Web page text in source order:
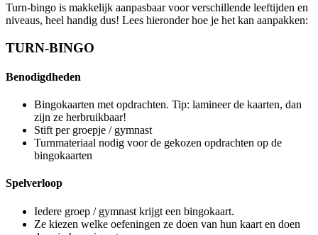
Turn-bingo is makkelijk aanpasbaar voor verschillende leeftijden en
niveaus, heel handig dus! Lees hieronder hoe je het kan aanpakken:
TURN-BINGO
Benodigdheden
Bingokaarten met opdrachten. Tip: lamineer de kaarten, dan
zijn ze herbruikbaar!
Stift per groepje / gymnast
Turnmateriaal nodig voor de gekozen opdrachten op de
bingokaarten
Spelverloop
Iedere groep / gymnast krijgt een bingokaart.
Ze kiezen welke oefeningen ze doen van hun kaart en doen